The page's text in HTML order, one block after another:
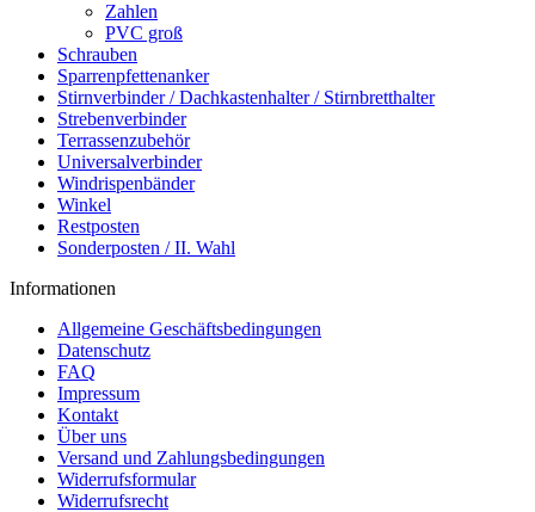
Zahlen
PVC groß
Schrauben
Sparrenpfettenanker
Stirnverbinder / Dachkastenhalter / Stirnbretthalter
Strebenverbinder
Terrassenzubehör
Universalverbinder
Windrispenbänder
Winkel
Restposten
Sonderposten / II. Wahl
Informationen
Allgemeine Geschäftsbedingungen
Datenschutz
FAQ
Impressum
Kontakt
Über uns
Versand und Zahlungsbedingungen
Widerrufsformular
Widerrufsrecht